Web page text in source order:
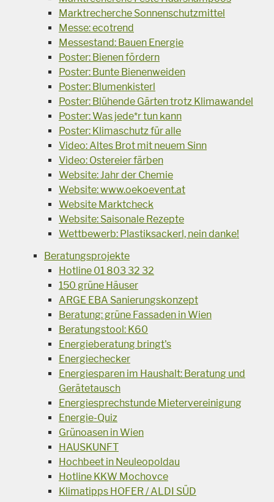
Marktrecherche Sonnenschutzmittel
Messe: ecotrend
Messestand: Bauen Energie
Poster: Bienen fördern
Poster: Bunte Bienenweiden
Poster: Blumenkisterl
Poster: Blühende Gärten trotz Klimawandel
Poster: Was jede*r tun kann
Poster: Klimaschutz für alle
Video: Altes Brot mit neuem Sinn
Video: Ostereier färben
Website: Jahr der Chemie
Website: www.oekoevent.at
Website Marktcheck
Website: Saisonale Rezepte
Wettbewerb: Plastiksackerl, nein danke!
Beratungsprojekte
Hotline 01 803 32 32
150 grüne Häuser
ARGE EBA Sanierungskonzept
Beratung: grüne Fassaden in Wien
Beratungstool: K60
Energieberatung bringt's
Energiechecker
Energiesparen im Haushalt: Beratung und
Gerätetausch
Energiesprechstunde Mietervereinigung
Energie-Quiz
Grünoasen in Wien
HAUSKUNFT
Hochbeet in Neuleopoldau
Hotline KKW Mochovce
Klimatipps HOFER / ALDI SÜD